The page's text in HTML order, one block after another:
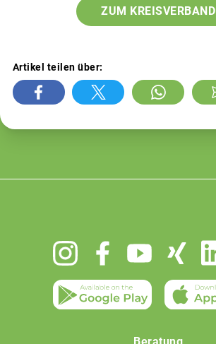
ZUM KREISVERBAND
Artikel teilen über: